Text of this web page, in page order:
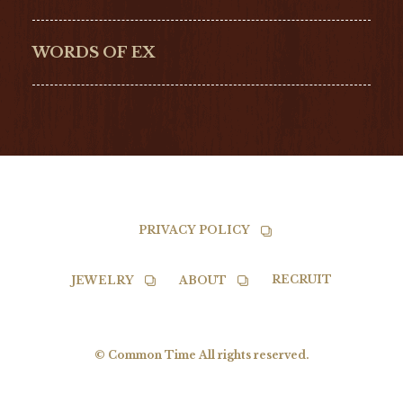
NORQAIN
WORDS OF EX
PRIVACY POLICY
© Common Time All rights reserved.
JEWELRY ABOUT RECRUIT